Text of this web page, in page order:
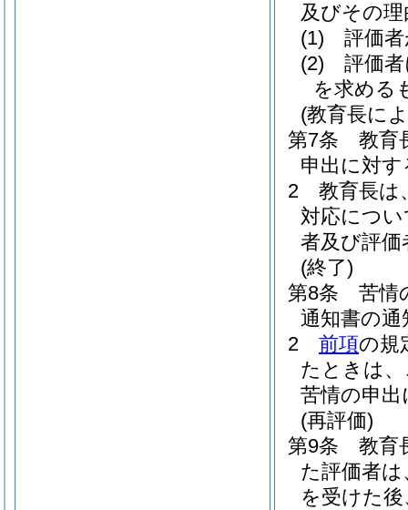
及びその
(1)
評価
(2)
評価
を求める
(教育長に
第7条
教育
申出に対
2
教育長は
対応につ
者及び評
(終了)
第8条
苦情
通知書の
2
前項の規
たときは
苦情の申
(再評価)
第9条
教育
た評価者は
を受けた